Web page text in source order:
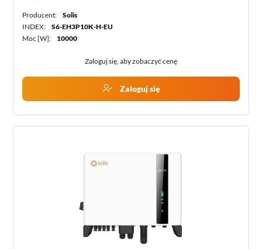
Producent:
Solis
INDEX:
S6-EH3P10K-H-EU
Moc [W]:
10000
Zaloguj się, aby zobaczyć cenę
Zaloguj się